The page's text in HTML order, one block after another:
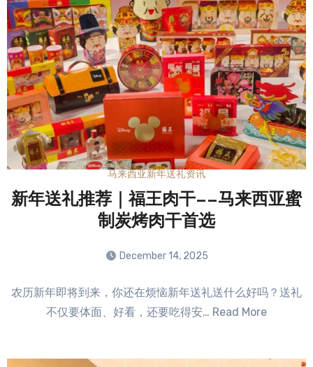
马来西亚新年送礼资讯
新年送礼推荐｜福王肉干——马来西亚蜜
制炭烤肉干首选
December 14, 2025
Comments
农历新年即将到来，你还在烦恼新年送礼送什么好吗？送礼
不仅要体面、好看，还要吃得安… Read More